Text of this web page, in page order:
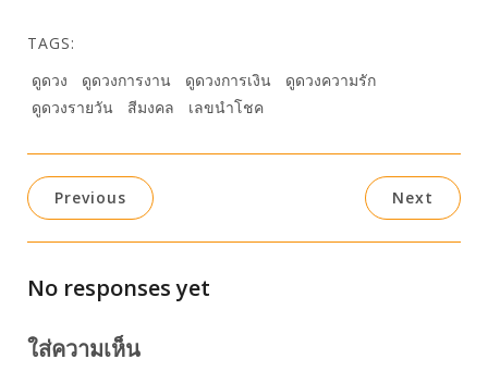
TAGS:
ดูดวง
ดูดวงการงาน ดูดวงการเงิน
ดูดวงความรัก
ดูดวงรายวัน
สีมงคล เลขนำโชค
Previous Next
No responses yet
ใส่ความเห็น